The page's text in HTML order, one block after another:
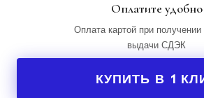
Оплатите удобно
Оплата картой при получении
выдачи СДЭК
КУПИТЬ В 1